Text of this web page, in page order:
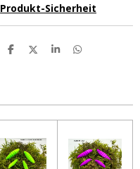
Produkt-Sicherheit
T
n
T
n
T
n
T
n